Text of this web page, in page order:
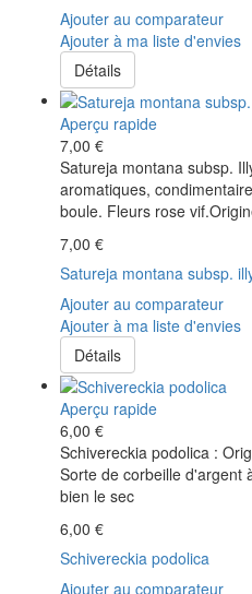
Ajouter au comparateur
Ajouter à ma liste d'envies
Détails
Aperçu rapide
7,00 €
Satureja montana subsp.
aromatiques,
boule. Fleurs rose
7,00 €
Satureja montana subsp.
Ajouter au comparateur
Ajouter à ma liste d'envies
Détails
Aperçu rapide
6,00 €
Schivereckia podolica :
Sorte de corbeille d'argent
bien le sec
6,00 €
Schivereckia podolica
Ajouter au comparateur